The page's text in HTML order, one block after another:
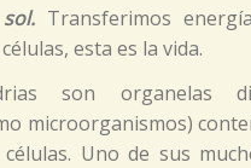
Transferimos
esta es la vida.
son organelas
microorganismos)
Uno de sus